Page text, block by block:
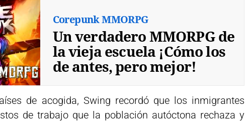
Corepunk MMORPG
Un verdadero MMORPG de
la vieja escuela ¡Cómo los
de antes, pero mejor!
de acogida, Swing recordó que los inmigrantes
de trabajo que la población autóctona rechaza y